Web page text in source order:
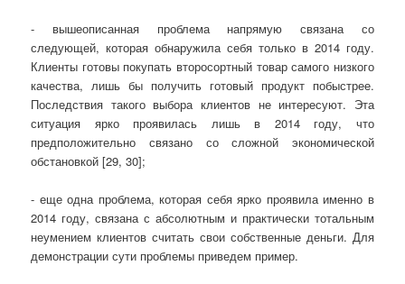
- вышеописанная проблема напрямую связана со
следующей, которая обнаружила себя только в 2014 году.
Клиенты готовы покупать второсортный товар самого низкого
качества, лишь бы получить готовый продукт побыстрее.
Последствия такого выбора клиентов не интересуют. Эта
ситуация ярко проявилась лишь в 2014 году, что
предположительно связано со сложной экономической
обстановкой [29, 30];
- еще одна проблема, которая себя ярко проявила именно в
2014 году, связана с абсолютным и практически тотальным
неумением клиентов считать свои собственные деньги. Для
демонстрации сути проблемы приведем пример.